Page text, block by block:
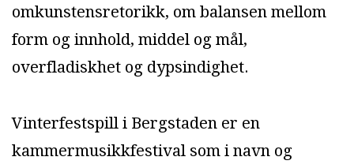
omkunstensretorikk, om balansen mellom
form og innhold, middel og mål,
overfladiskhet og dypsindighet.
Vinterfestspill i Bergstaden er en
kammermusikkfestival som i navn og